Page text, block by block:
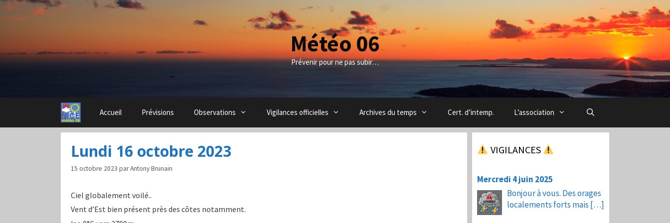
Aller
Météo 06
Prévenir pour ne pas subir…
Accueil Prévisions Observations Vigilances officielles Archives du temps Cert. d’intemp. L’association
Lundi 16 octobre 2023
15 octobre 2023 parAntony Brunain
Ciel globalement voilé..
Vent d’Est bien présent près des côtes notamment.
VIGILANCES
Mercredi 4 juin 2025
Bonjour à vous. Des orages
localements forts mais […]